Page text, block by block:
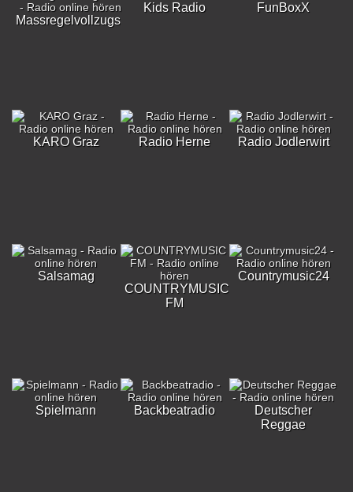
Massregelvollzugsklinik
Kids Radio FunBoxX
KARO Graz Radio Herne Radio Jodlerwirt
Salsamag
COUNTRYMUSIC
FM
Countrymusic24
Spielmann Backbeatradio
Deutscher
Reggae